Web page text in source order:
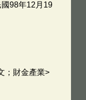
98年12月19
；財金產業>